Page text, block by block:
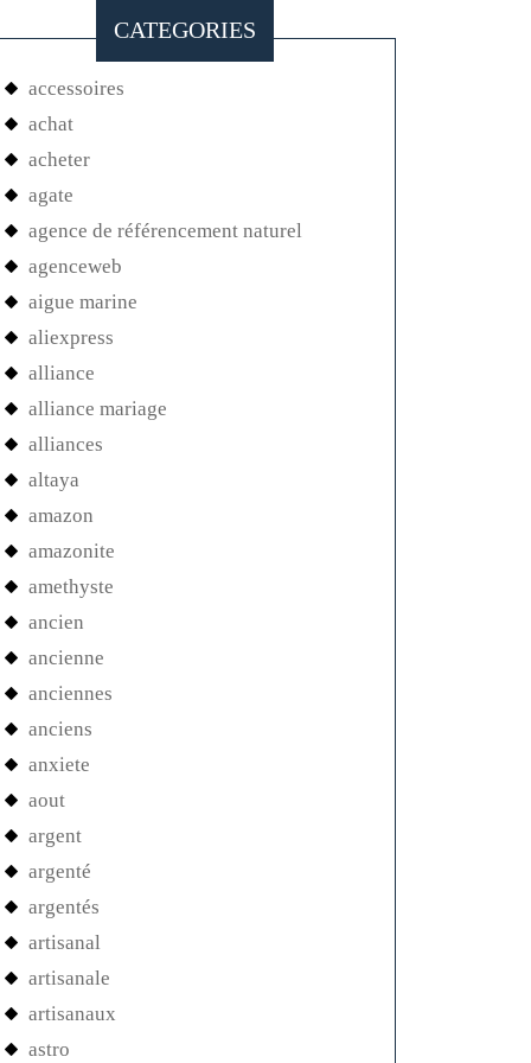
CATEGORIES
accessoires
achat
acheter
agate
agence de référencement naturel
agenceweb
aigue marine
aliexpress
alliance
alliance mariage
alliances
altaya
amazon
amazonite
amethyste
ancien
ancienne
anciennes
anciens
anxiete
aout
argent
argenté
argentés
artisanal
artisanale
artisanaux
astro